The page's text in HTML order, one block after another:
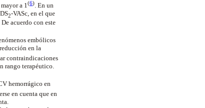
a 1(6). En un
DS2-VASc, en el que
acuerdo con este
embólicos
en la
contraindicaciones
rango terapéutico.
hemorrágico en
en cuenta que en